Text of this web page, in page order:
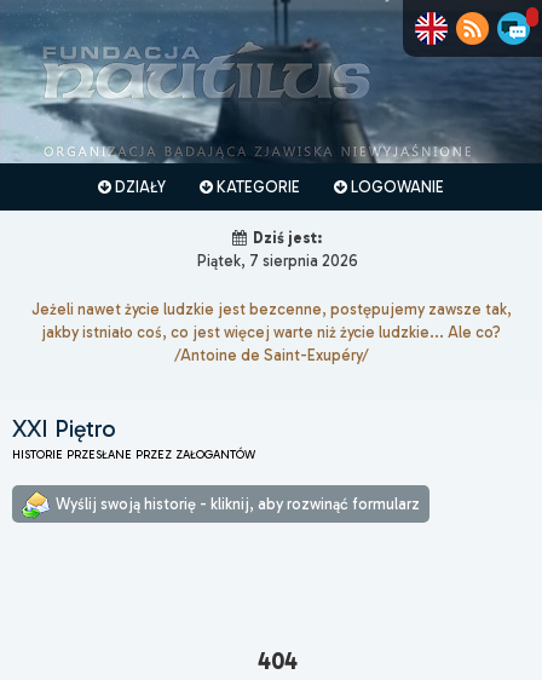
DZIAŁY KATEGORIE LOGOWANIE
Dziś jest:
Piątek, 7 sierpnia 2026
Jeżeli nawet życie ludzkie jest bezcenne, postępujemy zawsze tak,
jakby istniało coś, co jest więcej warte niż życie ludzkie... Ale co?
/Antoine de Saint-Exupéry/
XXI Piętro
HISTORIE PRZESŁANE PRZEZ ZAŁOGANTÓW
Wyślij swoją historię - kliknij, aby rozwinąć formularz
404